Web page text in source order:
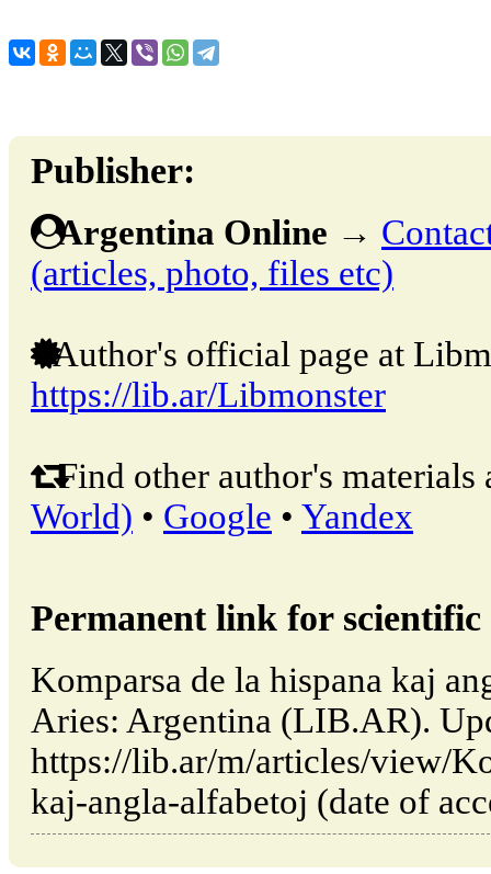
Publisher:
Argentina Online →
(articles, photo, files etc)
Author's official page at
https://lib.ar/Libmonster
Find other author's materials
World) • Google • Yandex
Permanent link for
Komparsa de la hispana kaj
Aries: Argentina (LIB.AR).
https://lib.ar/m/articles/view/
kaj-angla-alfabetoj (date of